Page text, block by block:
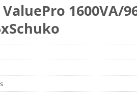
1600VA/